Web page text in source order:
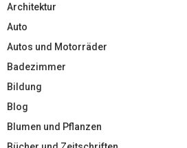
Architektur
Auto
Autos und Motorräder
Badezimmer
Bildung
Blog
Blumen und Pflanzen